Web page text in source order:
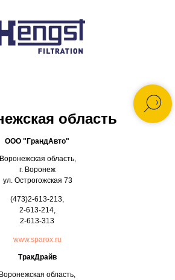
точки продаж
ООО "ГрандАвто"
Воронежская область,
г. Воронеж
ул. Острогожская 73
(473)2-613-213,
2-613-214,
2-613-313
www.sparox.ru
область
ТракДрайв
Воронежская область,